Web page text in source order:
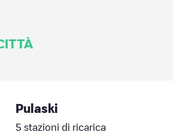
Pulaski
5 stazioni di ricarica